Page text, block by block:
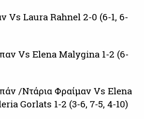
Vs Laura Rahnel 2-0 (6-1, 6-
Vs Elena Malygina 1-2 (6-
/Ντάρια Φραίμαν Vs Elena
Gorlats 1-2 (3-6, 7-5, 4-10)